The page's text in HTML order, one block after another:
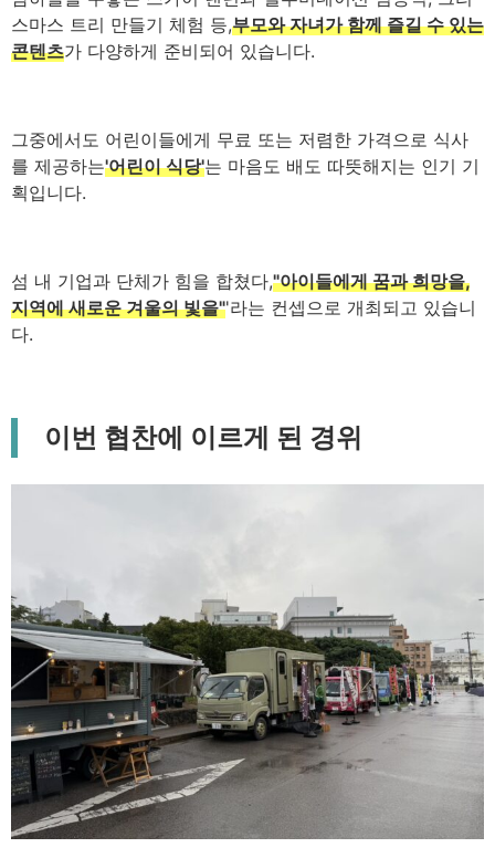
스마스 트리 만들기 체험 등,부모와 자녀가 함께 즐길 수 있는
콘텐츠가 다양하게 준비되어 있습니다.
그중에서도 어린이들에게 무료 또는 저렴한 가격으로 식사
를 제공하는'어린이 식당'는 마음도 배도 따뜻해지는 인기 기
획입니다.
섬 내 기업과 단체가 힘을 합쳤다,"아이들에게 꿈과 희망을,
지역에 새로운 겨울의 빛을"'라는 컨셉으로 개최되고 있습니
다.
이번 협찬에 이르게 된 경위